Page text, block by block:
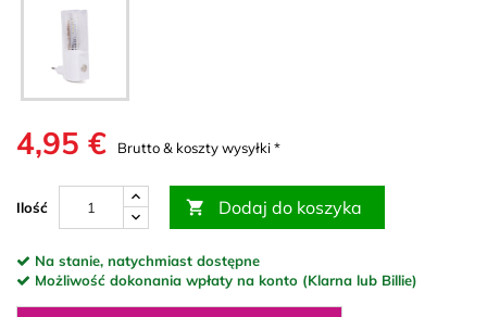
4,95 € Brutto & koszty wysyłki *
Ilość  Dodaj do koszyka
Na stanie, natychmiast dostępne
Możliwość dokonania wpłaty na konto (Klarna lub Billie)